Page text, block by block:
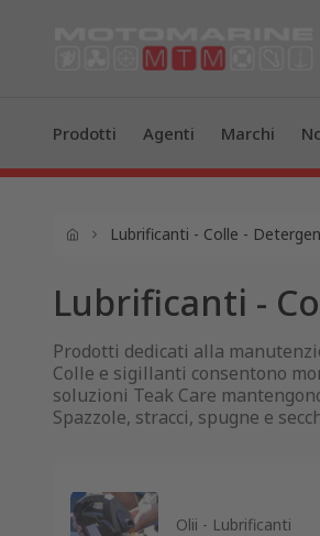
Prodotti Agenti Marchi
Lubrificanti - Colle -
Lubrificanti -
Prodotti dedicati alla
Colle e sigillanti consentono
soluzioni Teak Care
Spazzole, stracci, spugne e
Olii - Lubrificanti